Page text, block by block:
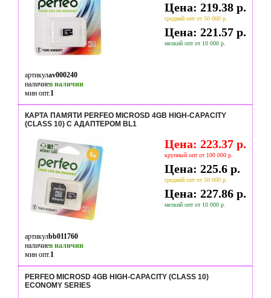
Цена: 219.38 р.
средний опт от 50 000 р.
Цена: 221.57 р.
мелкий опт от 10 000 р.
артикулav000240
наличиев наличии
мин опт.1
КАРТА ПАМЯТИ PERFEO MICROSD 4GB HIGH-CAPACITY
(CLASS 10) С АДАПТЕРОМ BL1
Цена: 223.37 р.
крупный опт от 100 000 р.
Цена: 225.6 р.
средний опт от 50 000 р.
Цена: 227.86 р.
мелкий опт от 10 000 р.
артикулbb011760
наличиев наличии
мин опт.1
PERFEO MICROSD 4GB HIGH-CAPACITY (CLASS 10)
ECONOMY SERIES